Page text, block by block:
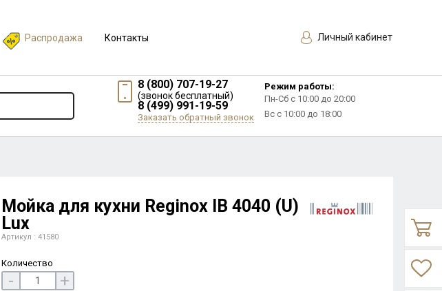
Распродажа Контакты Личный кабинет
8 (800) 707-19-27
(звонок бесплатный)
8 (499) 991-19-59
Заказать обратный звонок
Режим работы:
Пн-Сб с 10:00 до 20:00
Вс с 10:00 до 18:00
Мойка для кухни Reginox IB 4040 (U)
Lux
Артикул : 41580
Количество
- +